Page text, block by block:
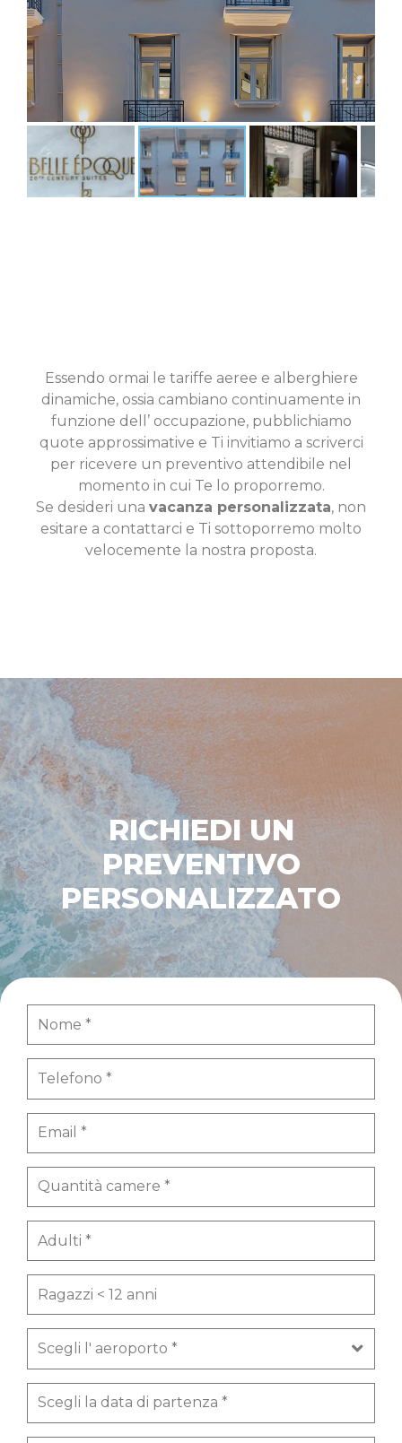
Essendo ormai le tariffe aeree e alberghiere
dinamiche, ossia cambiano continuamente in
funzione dell’ occupazione, pubblichiamo
quote approssimative e Ti invitiamo a scriverci
per ricevere un preventivo attendibile nel
momento in cui Te lo proporremo.
Se desideri una vacanza personalizzata, non
esitare a contattarci e Ti sottoporremo molto
velocemente la nostra proposta.
RICHIEDI UN
PREVENTIVO
PERSONALIZZATO